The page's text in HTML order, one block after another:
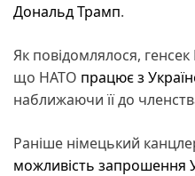
Дональд Трамп.
Як повідомлялося,
що НАТО працює з
наближаючи її до
Раніше німецький
можливість запрошення